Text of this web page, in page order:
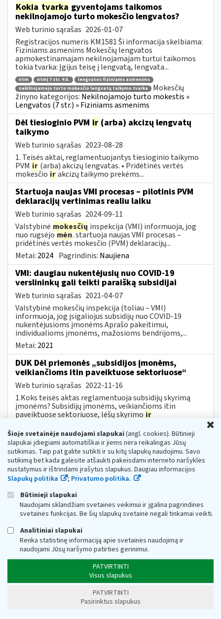
Kokia tvarka gyventojams taikomos
nekilnojamojo turto mokesčio lengvatos?
Web turinio sąrašas 2026-01-07
Registracijos numeris KM1581 Ši informacija skelbiama:
Fiziniams asmenims Mokesčių lengvatos
apmokestinamajam nekilnojamajam turtui taikomos
tokia tvarka: Įgijus teisę į lengvatą, lengvata...
ntm ntmį 7 str. 4 d.
lengvatos fiziniams asmenims
nekilnojamojo turto mokesčio lengvatų taikymo tvarka
Mokesčių
žinyno kategorijos: Nekilnojamojo turto mokestis »
Lengvatos (7 str.) » Fiziniams asmenims
Dėl tiesioginio PVM ir (arba) akcizų lengvatų
taikymo
Web turinio sąrašas 2023-08-28
1. Teisės aktai, reglamentuojantys tiesioginio taikymo
PVM ir (arba) akcizų lengvatas. • Pridėtinės vertės
mokesčio irakcizų taikymo prekėms...
Startuoja naujas VMI procesas – pilotinis PVM
deklaracijų vertinimas realiu laiku
Web turinio sąrašas 2024-09-11
Valstybinė mokesčių inspekcija (VMI) informuoja, jog
nuo rugsėjomėn. startuoja naujas VMI procesas –
pridėtinės vertės mokesčio (PVM) deklaracijų...
Metai: 2024 Pagrindinis: Naujiena
VMI: daugiau nukentėjusių nuo COVID-19
verslininkų gali teikti paraišką subsidijai
Web turinio sąrašas 2021-04-07
Valstybinė mokesčių inspekcija (toliau – VMI)
informuoja, jog įsigaliojus subsidijų nuo COVID-19
nukentėjusioms įmonėms Aprašo pakeitimui,
individualioms įmonėms, mažosioms bendrijoms,...
Metai: 2021
DUK Dėl priemonės „subsidijos įmonėms,
veikiančioms itin paveiktuose sektoriuose“
Web turinio sąrašas 2022-11-16
1.Koks teisės aktas reglamentuoja subsidijų skyrimą
įmonėms? Subsidijų įmonėms, veikiančioms itin
paveiktuose sektoriuose, lėšų skyrimo ir
DUK Dėl priemonės „subsidijos įmonėms,
veikiančioms itin paveiktuose sektoriuose“
Web turinio sąrašas 2022-11-16
1. Koks teisės aktas reglamentuoja subsidijų skyrimą
įmonėms? Subsidijų įmonėms, veikiančioms itin
paveiktuose sektoriuose, lėšų skyrimo
administravimo tvarkos...
Mokestinės paskolos sutarčiai be palūkanų
sudaryti įmonės turi dar savaitę laiko
Web turinio sąrašas 2021-02-22
Valstybinėmokesčiųinspekcija (toliau – VMI)
informuoja, jog įmonės, kurios pavasarį buvo laikomos
nukentėjusiomis, tačiau rudens karantino metu jų veikla
Dėl Lietuvos Respublikos akcizų įstatymo
Šioje svetainėje naudojami slapukai(angl. cookies). Būtinieji
slapukai įdiegiami automatiškai ir jiems nėra reikalingas Jūsų
sutikimas. Taip pat galite sutikti ir su kitų slapukų naudojimu. Savo
sutikimą bet kada galėsite atšaukti pakeisdami interneto naršyklės
nustatymus ir ištrindami įrašytus slapukus. Daugiau informacijos
Slapukų politika
; Privatumo politika.
Būtinieji slapukai
Naudojami sklandžiam svetainės veikimui ir įgalina pagrindines
svetainės funkcijas. Be šių slapukų svetainė negali tinkamai veikti.
Analitiniai slapukai
Renka statistinę informaciją apie svetainės naudojimą ir
naudojami Jūsų naršymo patirties gerinimui.
PATVIRTINTI
Visus slapukus
PATVIRTINTI
Pasirinktus slapukus